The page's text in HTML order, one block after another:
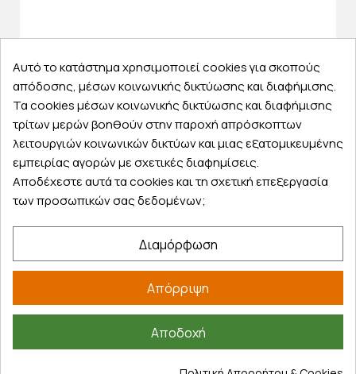
Αυτό το κατάστημα χρησιμοποιεί cookies για σκοπούς
απόδοσης, μέσων κοινωνικής δικτύωσης και διαφήμισης.
Τα cookies μέσων κοινωνικής δικτύωσης και διαφήμισης
τρίτων μερών βοηθούν στην παροχή απρόσκοπτων
λειτουργιών κοινωνικών δικτύων και μιας εξατομικευμένης
εμπειρίας αγορών με σχετικές διαφημίσεις.
Αποδέχεστε αυτά τα cookies και τη σχετική επεξεργασία
των προσωπικών σας δεδομένων;
Διαμόρφωση
Απόρριψη
Αποδοχή